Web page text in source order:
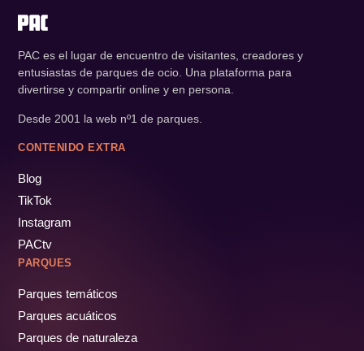
PAC es el lugar de encuentro de visitantes, creadores y
entusiastas de parques de ocio. Una plataforma para
divertirse y compartir online y en persona.
Desde 2001 la web nº1 de parques.
CONTENIDO EXTRA
Blog
TikTok
Instagram
PACtv
PARQUES
Parques temáticos
Parques acuáticos
Parques de naturaleza